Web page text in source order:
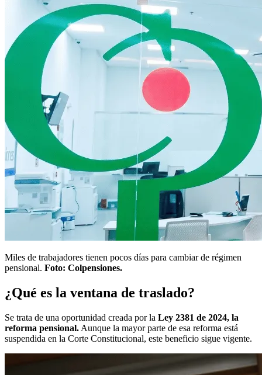
Miles de trabajadores tienen pocos días para cambiar de régimen
pensional. Foto: Colpensiones.
¿Qué es la ventana de traslado?
Se trata de una oportunidad creada por la Ley 2381 de 2024, la
reforma pensional. Aunque la mayor parte de esa reforma está
suspendida en la Corte Constitucional, este beneficio sigue vigente.